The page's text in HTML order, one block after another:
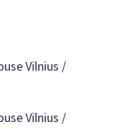
Vilnius /
Vilnius /